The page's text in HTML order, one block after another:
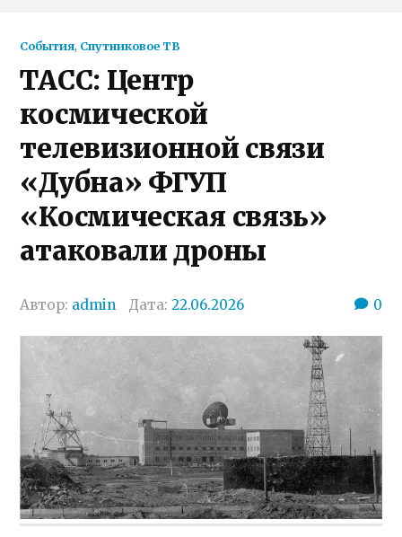
События, Спутниковое ТВ
ТАСС: Центр
космической
телевизионной связи
«Дубна» ФГУП
«Космическая связь»
атаковали дроны
Автор: admin Дата:22.06.2026 0